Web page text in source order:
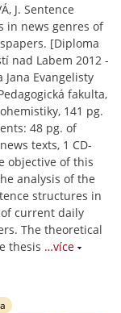
J. Sentence
in news genres of
[Diploma
nad Labem 2012 -
Jana Evangelisty
fakulta,
141 pg.
48 pg. of
texts, 1 CD-
objective of this
analysis of the
structures in
current daily
The theoretical
thesis …více